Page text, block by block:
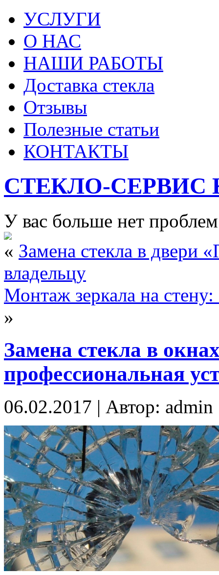
УСЛУГИ
О НАС
НАШИ РАБОТЫ
Доставка стекла
Отзывы
Полезные статьи
КОНТАКТЫ
СТЕКЛО-СЕРВИС
У вас больше нет
« Замена стекла в двери
владельцу
Монтаж зеркала на
»
Замена стекла в
профессиональная
06.02.2017 | Автор: admin